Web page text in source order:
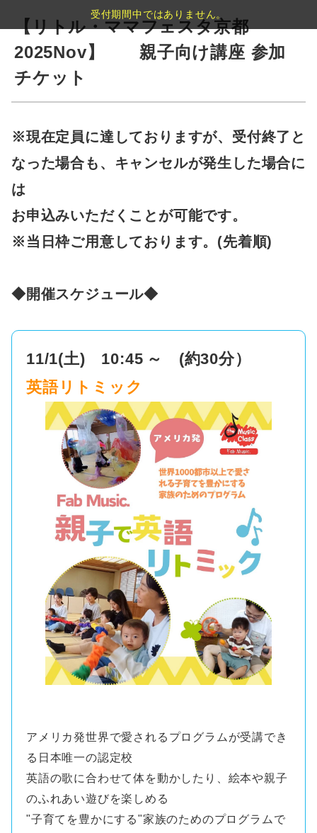
【リトル・ママフェスタ京都
2025Nov】 親子向け講座 参加
チケット
※現在定員に達しておりますが、受付終了と
なった場合も、キャンセルが発生した場合に
は
お申込みいただくことが可能です。
※当日枠ご用意しております。(先着順)
◆開催スケジュール◆
11/1(土) 10:45 ～ (約30分）
英語リトミック
アメリカ発世界で愛されるプログラムが受講でき
る日本唯一の認定校
英語の歌に合わせて体を動かしたり、絵本や親子
のふれあい遊びを楽しめる
"子育てを豊かにする"家族のためのプログラムで
受付期間中ではありません。